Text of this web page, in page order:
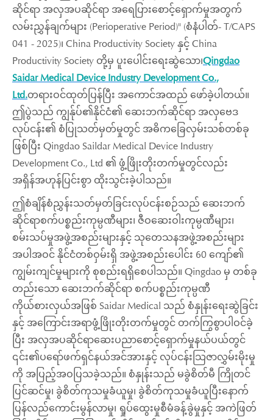
ဆိုင်ရာ အလှအပဆိုင်ရာ အရေပြားစောင့်ရှောက်မှုအတွက်
လမ်းညွှန်ချက်များ (Perioperative Period)" (စံနံပါတ်- T/CAPS
041 - 2025)၊ China Productivity Society နှင့် China
Productivity Society တို့မှ ပူးပေါင်းရေးဆွဲသော၊Qingdao
Saidar Medical Device Industry Development Co.,
Ltd.တရားဝင်ထုတ်ပြန်ပြီး အကောင်အထည် ဖော်ခဲ့ပါတယ်။
ဤပွဲသည် ကျွန်ုပ်၏နိုင်ငံ၏ ဆေးဘက်ဆိုင်ရာ အလှဗေဒ
လုပ်ငန်း၏ စံပြုသတ်မှတ်မှုတွင် အဓိကခြေလှမ်းသစ်တစ်ခု
ဖြစ်ပြီး Qingdao Saildar Medical Device Industry
Development Co., Ltd ၏ ဖွံ့ဖြိုးတိုးတက်မှုတွင်လည်း
အရှိန်အဟုန်ပြင်းစွာ ထိုးသွင်းခဲ့ပါသည်။
ဤစံချိန်စံညွှန်းသတ်မှတ်ခြင်းလုပ်ငန်းစဉ်သည် ဆေးဘက်
ဆိုင်ရာစက်ပစ္စည်းကုမ္ပဏီများ၊ ဇီဝဆေးဝါးကုမ္ပဏီများ၊
စမ်းသပ်မှုအဖွဲ့အစည်းများနှင့် သုတေသနအဖွဲ့အစည်းများ
အပါအဝင် နိုင်ငံတစ်ဝှမ်းရှိ အဖွဲ့အစည်းပေါင်း 60 ကျော်၏
ကျွမ်းကျင်မှုများကို စုစည်းရရှိစေပါသည်။ Qingdao မှ တစ်ခု
တည်းသော ဆေးဘက်ဆိုင်ရာ စက်ပစ္စည်းကုမ္ပဏီ
ကိုယ်စားလှယ်အဖြစ် Saidar Medical သည် စံနှုန်းရေးဆွဲခြင်း
နှင့် အကြောင်းအရာဖွံ့ဖြိုးတိုးတက်မှုတွင် တက်ကြွစွာပါဝင်ခဲ့
ပြီး အလှအပဆိုင်ရာဆေးပညာစောင့်ရှောက်မှုနယ်ပယ်တွင်
၎င်း၏ပရော်ဖက်ရှင်နယ်အင်အားနှင့် လုပ်ငန်းသြဇာလွှမ်းမိုးမှု
ကို အပြည့်အဝပြသခဲ့သည်။ စံနှုန်းသည် မခွဲစိတ်မီ ကြိုတင်
ပြင်ဆင်မှု၊ ခွဲစိတ်ကုသမှုခံယူမှု၊ ခွဲစိတ်ကုသမှုခံယူပြီးနောက်
ပြန်လည်ကောင်းမွန်လာမှု၊ ရှုပ်ထွေးမှုစီမံခန့်ခွဲမှုနှင့် အကဲဖြတ်